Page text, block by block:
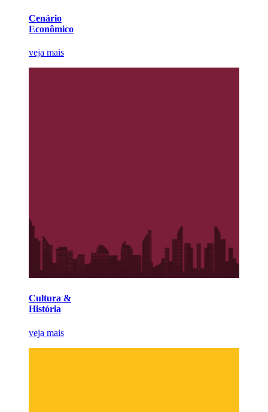
Cenário
Econômico
veja mais
Cultura &
História
veja mais